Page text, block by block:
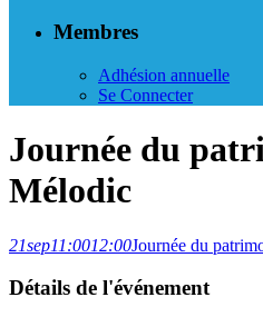
Membres
Adhésion annuelle
Se Connecter
Journée du
Mélodic
21sep11:0012:00Journée du
Détails de l'événement